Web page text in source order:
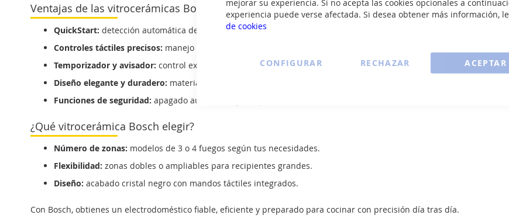
experiencia puede verse afectada. Si desea obtener más información,
de cookies
ACEPTAR
CONFIGURAR RECHAZAR
Ventajas de las vitrocerámicas Bosch
QuickStart: detección automática de zona con recipiente.
Controles táctiles precisos: manejo sencillo y directo.
Temporizador y avisador: control exacto del tiempo de cocción.
Diseño elegante y duradero: materiales resistentes y fácil limpieza.
Funciones de seguridad: apagado automático y bloqueo infantil.
¿Qué vitrocerámica Bosch elegir?
Número de zonas: modelos de 3 o 4 fuegos según tus necesidades.
Flexibilidad: zonas dobles o ampliables para recipientes grandes.
Diseño: acabado cristal negro con mandos táctiles integrados.
Con Bosch, obtienes un electrodoméstico fiable, eficiente y preparado para cocinar con precisión día tras día.